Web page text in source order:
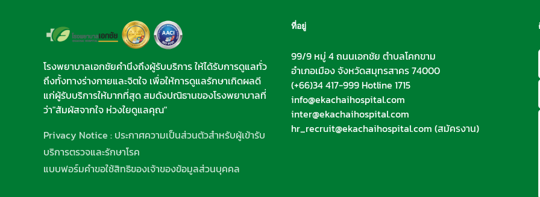
โรงพยาบาลเอกชัยคำนึงถึงผู้รับบริการ ให้ได้รับการดูแลทั่ว
ถึงทั้งทางร่างกายและจิตใจ เพื่อให้การดูแลรักษาเกิดผลดี
แก่ผู้รับบริการให้มากที่สุด สมดังปณิธานของโรงพยาบาลที่
ว่า"สัมผัสจากใจ ห่วงใยดูแลคุณ"
Privacy Notice : ประกาศความเป็นส่วนตัวสำหรับผู้เข้ารับ
บริการตรวจและรักษาโรค
แบบฟอร์มคำขอใช้สิทธิของเจ้าของข้อมูลส่วนบุคคล
ที่อยู่
99/9 หมู่ 4 ถนนเอกชัย ตำบลโคกขาม
อำเภอเมือง จังหวัดสมุทรสาคร 74000
(+66)34 417-999 Hotline 1715
info@ekachaihospital.com
inter@ekachaihospital.com
hr_recruit@ekachaihospital.com (สมัครงาน)